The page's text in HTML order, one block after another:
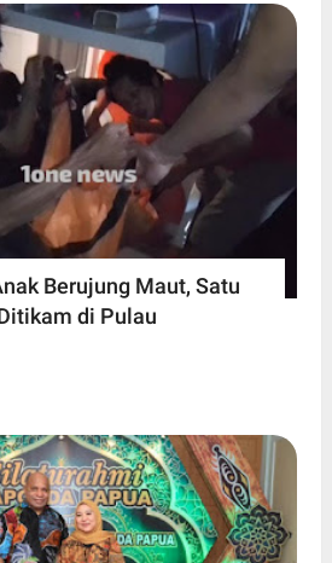
Berujung Maut, Satu
di Pulau